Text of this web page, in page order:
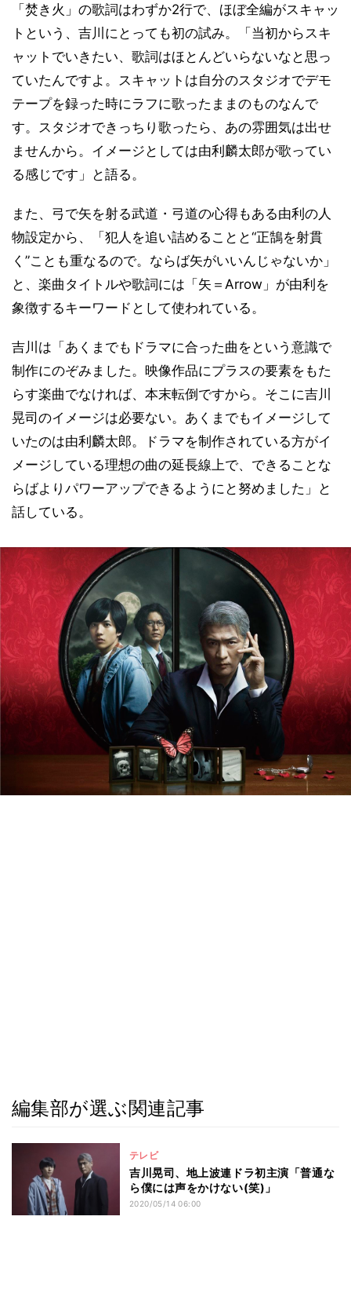
「焚き火」の歌詞はわずか2行で、ほぼ全編がスキャッ
トという、吉川にとっても初の試み。「当初からスキ
ャットでいきたい、歌詞はほとんどいらないなと思っ
ていたんですよ。スキャットは自分のスタジオでデモ
テープを録った時にラフに歌ったままのものなんで
す。スタジオできっちり歌ったら、あの雰囲気は出せ
ませんから。イメージとしては由利麟太郎が歌ってい
る感じです」と語る。
また、弓で矢を射る武道・弓道の心得もある由利の人
物設定から、「犯人を追い詰めることと“正鵠を射貫
く”ことも重なるので。ならば矢がいいんじゃないか」
と、楽曲タイトルや歌詞には「矢＝Arrow」が由利を
象徴するキーワードとして使われている。
吉川は「あくまでもドラマに合った曲をという意識で
制作にのぞみました。映像作品にプラスの要素をもた
らす楽曲でなければ、本末転倒ですから。そこに吉川
晃司のイメージは必要ない。あくまでもイメージして
いたのは由利麟太郎。ドラマを制作されている方がイ
メージしている理想の曲の延長線上で、できることな
らばよりパワーアップできるようにと努めました」と
話している。
編集部が選ぶ関連記事
テレビ
吉川晃司、地上波連ドラ初主演「普通な
ら僕には声をかけない(笑)」
2020/05/14 06:00